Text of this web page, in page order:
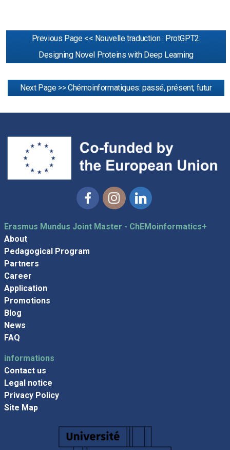
Previous Page << Nouvelle traduction : ProtGPT2:
Designing Novel Proteins with Deep Learning
Next Page >> Chémoinformatiques: passé, présent, futur
Erasmus Mundus Joint Master - ChEMoinformatics+
About
Pedagogical Program
Partners
Career
Application
Promotions
Blog
News
FAQ
informations
Contact us
Legal notice
Privacy Policy
Site Map